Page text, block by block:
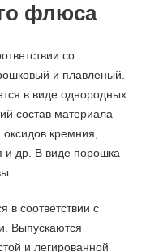
флюса
со
и плавленый.
в виде однородных
состав материала
кремния,
и др. В виде порошка
в соответствии с
Выпускаются
и легированной